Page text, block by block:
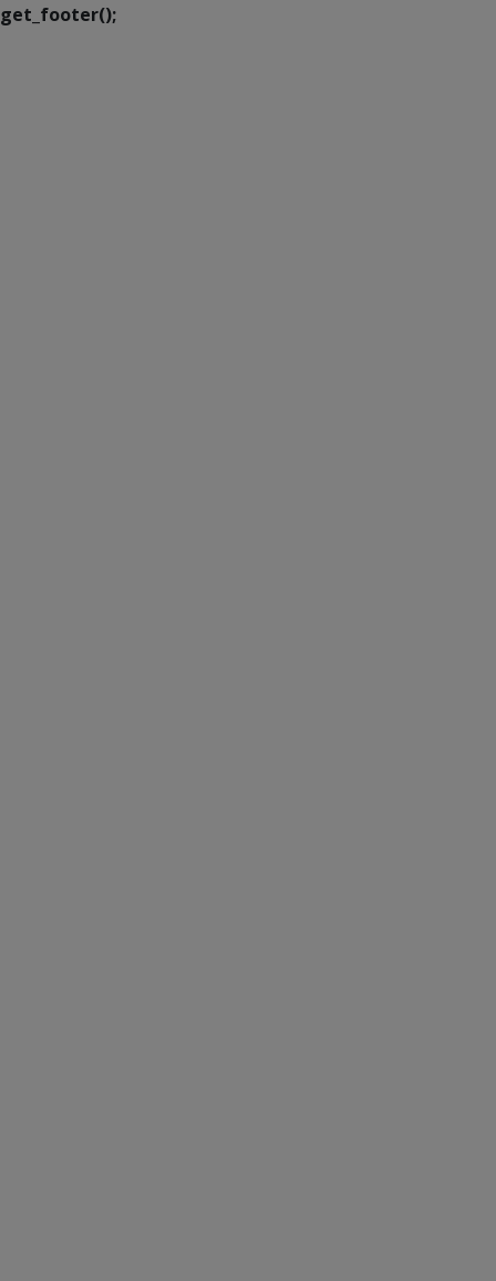
get_footer();